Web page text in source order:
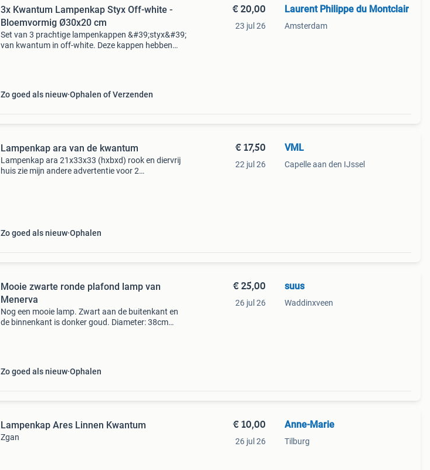
3x Kwantum Lampenkap Styx Off-white -
Bloemvormig Ø30x20 cm
Set van 3 prachtige lampenkappen &#39;styx&#39;
van kwantum in off-white. Deze kappen hebben
Zo goed als nieuw Ophalen of Verzenden
€ 20,00
23 jul 26
Laurent Philippe du Montclair
Amsterdam
Lampenkap ara van de kwantum
Lampenkap ara 21x33x33 (hxbxd) rook en diervrij
huis zie mijn andere advertentie voor 2
Zo goed als nieuw Ophalen
€ 17,50
22 jul 26
VML
Capelle aan den IJssel
Mooie zwarte ronde plafond lamp van
Menerva
Nog een mooie lamp. Zwart aan de buitenkant en
de binnenkant is donker goud. Diameter: 38cm
Zo goed als nieuw Ophalen
€ 25,00
26 jul 26
suus
Waddinxveen
Lampenkap Ares Linnen Kwantum
Zgan
€ 10,00
26 jul 26
Anne-Marie
Tilburg